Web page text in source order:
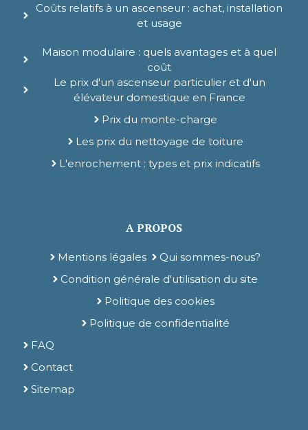
Coûts relatifs à un ascenseur : achat, installation
et usage
Maison modulaire : quels avantages et à quel
coût
Le prix d'un ascenseur particulier et d'un
élévateur domestique en France
Prix du monte-charge
Les prix du nettoyage de toiture
L'enrochement : types et prix indicatifs
A PROPOS
Mentions légales
Qui sommes-nous?
Condition générale d'utilisation du site
Politique des cookies
Politique de confidentialité
FAQ
Contact
Sitemap